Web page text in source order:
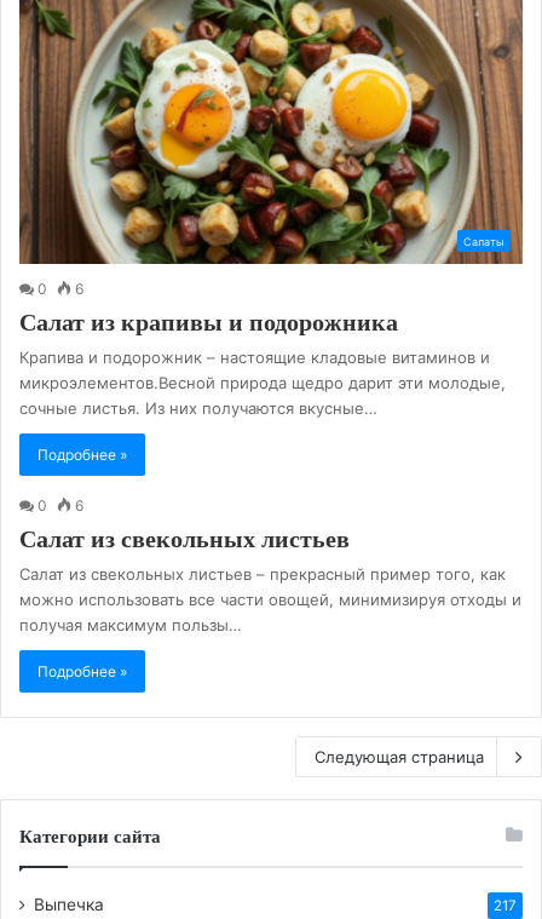
Салаты
0 6
Салат из крапивы и подорожника
Крапива и подорожник – настоящие кладовые витаминов и
микроэлементов.Весной природа щедро дарит эти молодые,
сочные листья. Из них получаются вкусные…
Подробнее »
0 6
Салат из свекольных листьев
Салат из свекольных листьев – прекрасный пример того, как
можно использовать все части овощей, минимизируя отходы и
получая максимум пользы…
Подробнее »
Следующая страница
Категории сайта
Выпечка 217